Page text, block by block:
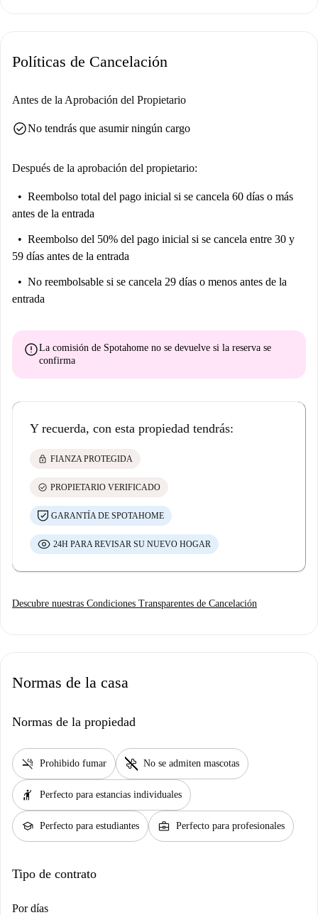
Políticas de Cancelación
Antes de la Aprobación del Propietario
check_circleNo tendrás que asumir ningún cargo
Después de la aprobación del propietario:
Reembolso total del pago inicial si se cancela 60 días o más
antes de la entrada
Reembolso del 50% del pago inicial si se cancela entre 30 y
59 días antes de la entrada
No reembolsable si se cancela 29 días o menos antes de la
entrada
errorLa comisión de Spotahome no se devuelve si la reserva se
confirma
Y recuerda, con esta propiedad tendrás:
lock FIANZA PROTEGIDA
check_circle PROPIETARIO VERIFICADO
GARANTÍA DE SPOTAHOME
24H PARA REVISAR SU NUEVO HOGAR
Descubre nuestras Condiciones Transparentes de Cancelación
Normas de la casa
Normas de la propiedad
smoke_free Prohibido fumar pet_supplies No se admiten mascotas
hail Perfecto para estancias individuales
school Perfecto para estudiantes business_center Perfecto para profesionales
Tipo de contrato
Por días